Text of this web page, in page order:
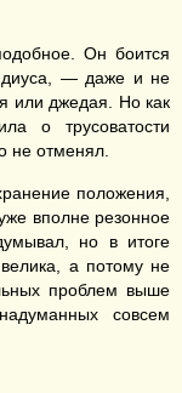
Он боится
— даже и не
или джедая. Но как
о трусоватости
не отменял.
положения,
вполне резонное
но в итоге
а потому не
проблем выше
совсем